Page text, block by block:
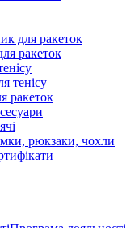
для ракеток
ракеток
тенісу
ракеток
рюкзаки, чохли